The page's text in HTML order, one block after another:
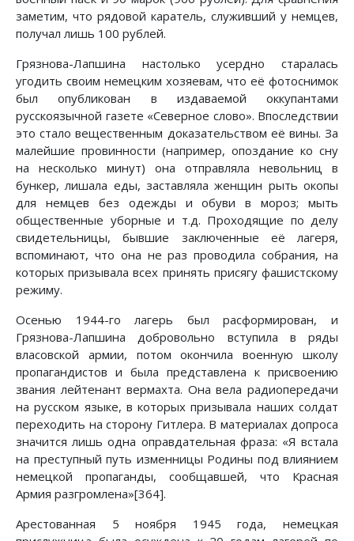
заметим, что рядовой каратель, служивший у немцев,
получал лишь 100 рублей.
Грязнова-Лапшина настолько усердно старалась
угодить своим немецким хозяевам, что её фотоснимок
был опубликован в издаваемой оккупантами
русскоязычной газете «Северное слово». Впоследствии
это стало вещественным доказательством её вины. За
малейшие провинности (например, опоздание ко сну
на несколько минут) она отправляла невольниц в
бункер, лишала еды, заставляла женщин рыть окопы
для немцев без одежды и обуви в мороз; мыть
общественные уборные и т.д. Проходящие по делу
свидетельницы, бывшие заключенные её лагеря,
вспоминают, что она не раз проводила собрания, на
которых призывала всех принять присягу фашистскому
режиму.
Осенью 1944-го лагерь был расформирован, и
Грязнова-Лапшина добровольно вступила в ряды
власовской армии, потом окончила военную школу
пропагандистов и была представлена к присвоению
звания лейтенант вермахта. Она вела радиопередачи
на русском языке, в которых призывала наших солдат
переходить на сторону Гитлера. В материалах допроса
значится лишь одна оправдательная фраза: «Я встала
на преступный путь изменницы Родины под влиянием
немецкой пропаганды, сообщавшей, что Красная
Армия разгромлена»[364].
Арестованная 5 ноября 1945 года, немецкая